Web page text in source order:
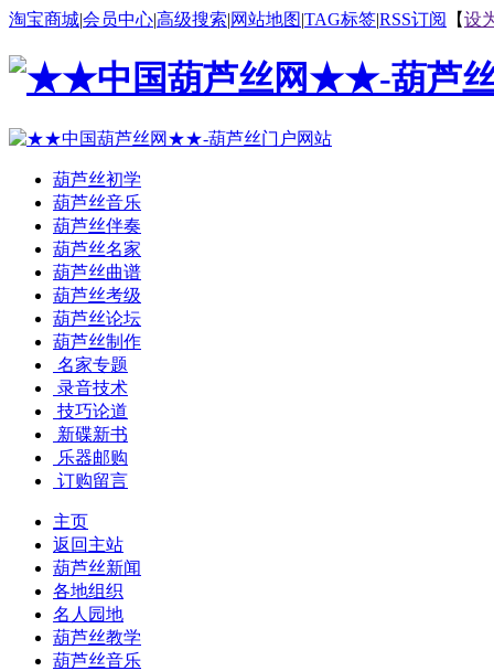
淘宝商城|会员中心|高级搜索|网站地图|TAG标签|RSS订阅 【设
葫芦丝初学
葫芦丝音乐
葫芦丝伴奏
葫芦丝名家
葫芦丝曲谱
葫芦丝考级
葫芦丝论坛
葫芦丝制作
名家专题
录音技术
技巧论道
新碟新书
乐器邮购
订购留言
主页
返回主站
葫芦丝新闻
各地组织
名人园地
葫芦丝教学
葫芦丝音乐